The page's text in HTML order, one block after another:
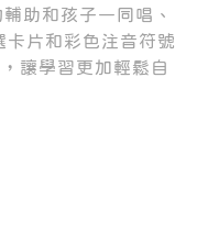
助和孩子一同唱、
片和彩色注音符號
讓學習更加輕鬆自